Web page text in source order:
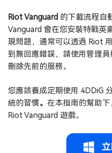
Riot Vanguard 的下載流程自
Vanguard 會在您安裝特戰英
現問題，通常可以透過 Riot
到無回應錯誤，請使用管理
刪除先前的服務。
您應該養成定期使用 4DDiG
統的習慣。 在本指南的幫助
Riot Vanguard 遊戲。